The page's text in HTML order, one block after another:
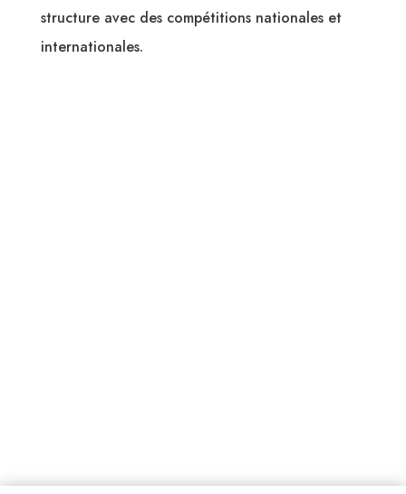
structure avec des compétitions nationales et
internationales.